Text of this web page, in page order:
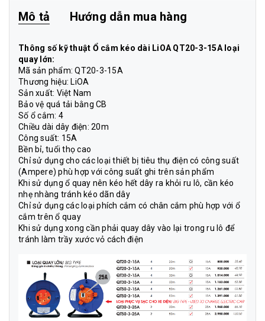
Mô tả Hướng dẫn mua hàng
Thông số kỹ thuật Ổ cắm kéo dài LiOA QT20-3-15A loại
quay lớn:
Mã sản phẩm: QT20-3-15A
Thương hiệu: LiOA
Sản xuất: Việt Nam
Bảo vệ quá tải bằng CB
Số ổ cắm: 4
Chiều dài dây điện: 20m
Công suất: 15A
Bền bỉ, tuổi thọ cao
Chỉ sử dụng cho các loại thiết bị tiêu thụ điện có công suất
(Ampere) phù hợp với công suất ghi trên sản phẩm
Khi sử dụng ổ quay nên kéo hết dây ra khỏi ru lô, cần kéo
nhẹ nhàng tránh kéo dãn dây
Chỉ sử dụng các loại phích cắm có chân cắm phù hợp với ổ
cắm trên ổ quay
Khi sử dụng xong cần phải quay dây vào lại trong ru lô để
tránh làm trầy xước vỏ cách điện